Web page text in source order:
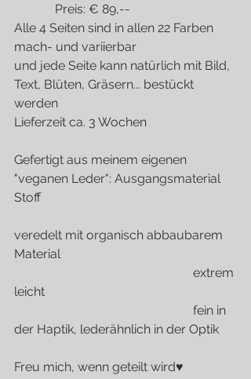
             Preis: € 89,--
Alle 4 Seiten sind in allen 22 Farben
mach- und variierbar
und jede Seite kann natürlich mit Bild,
Text, Blüten, Gräsern... bestückt
werden
Lieferzeit ca. 3 Wochen
Gefertigt aus meinem eigenen
"veganen Leder": Ausgangsmaterial
Stoff
veredelt mit organisch abbaubarem
Material
leicht
der Haptik, lederähnlich in der Optik
Freu mich, wenn geteilt wird♥